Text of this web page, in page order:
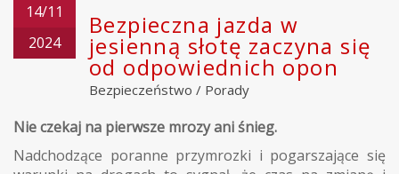
14/11
2024
Bezpieczna jazda w
jesienną słotę zaczyna się
od odpowiednich opon
Bezpieczeństwo / Porady
Nie czekaj na pierwsze mrozy ani śnieg.
Nadchodzące poranne przymrozki i pogarszające się